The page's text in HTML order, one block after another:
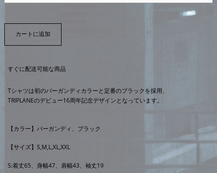
すぐに配送可能な商品
Tシャツは初のバーガンディカラーと定番のブラックを採用、
TRIPLANEのデビュー16周年記念デザインとなっています。
【カラー】バーガンディ、ブラック
【サイズ】S,M,L,XL,XXL
S:着丈65、身幅47、肩幅43、袖丈19